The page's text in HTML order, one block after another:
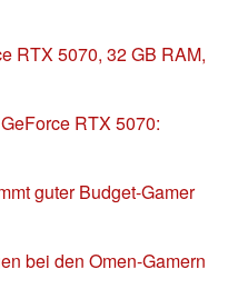
RTX 5070, 32 GB RAM,
RTX 5070:
guter Budget-Gamer
bei den Omen-Gamern